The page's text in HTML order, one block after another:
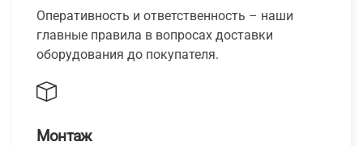
Оперативность и ответственность – наши
главные правила в вопросах доставки
оборудования до покупателя.
Монтаж